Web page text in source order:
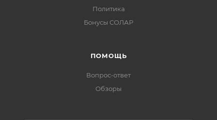
Политика
Бонусы СОЛАР
ПОМОЩЬ
Вопрос-ответ
Обзоры